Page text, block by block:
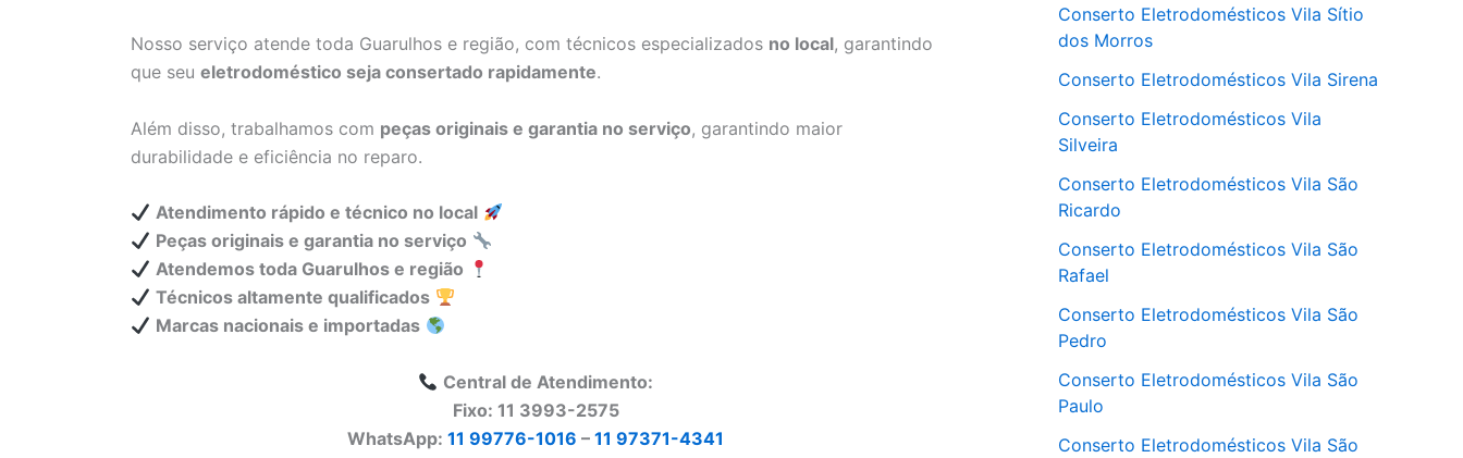
Nosso serviço atende toda Guarulhos e região, com técnicos especializados no local, garantindo
que seu eletrodoméstico seja consertado rapidamente.
Além disso, trabalhamos com peças originais e garantia no serviço, garantindo maior
durabilidade e eficiência no reparo.
Atendimento rápido e técnico no local
Peças originais e garantia no serviço
Atendemos toda Guarulhos e região
Técnicos altamente qualificados
Marcas nacionais e importadas
Central de Atendimento:
Fixo: 11 3993-2575
WhatsApp: 11 99776-1016 – 11 97371-4341
Conserto Eletrodomésticos Vila Sítio
dos Morros
Conserto Eletrodomésticos Vila Sirena
Conserto Eletrodomésticos Vila
Silveira
Conserto Eletrodomésticos Vila São
Ricardo
Conserto Eletrodomésticos Vila São
Rafael
Conserto Eletrodomésticos Vila São
Pedro
Conserto Eletrodomésticos Vila São
Paulo
Conserto Eletrodomésticos Vila São